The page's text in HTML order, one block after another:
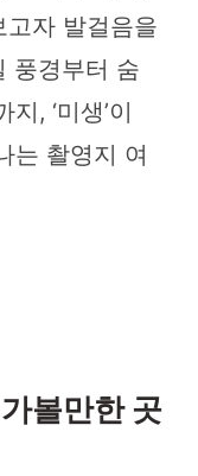
자 발걸음을
풍경부터 숨
, ‘미생’이
는 촬영지 여
볼만한 곳